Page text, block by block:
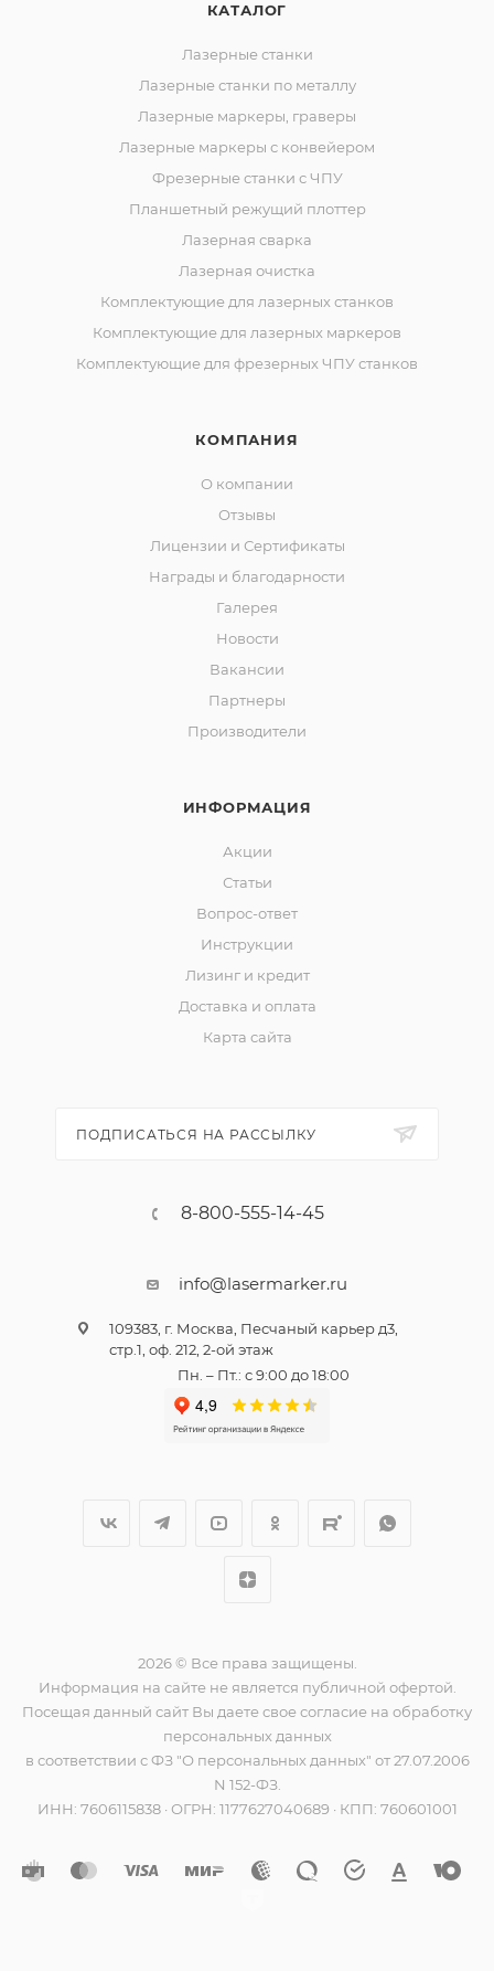
КАТАЛОГ
Лазерные станки
Лазерные станки по металлу
Лазерные маркеры, граверы
Лазерные маркеры с конвейером
Фрезерные станки с ЧПУ
Планшетный режущий плоттер
Лазерная сварка
Лазерная очистка
Комплектующие для лазерных станков
Комплектующие для лазерных маркеров
Комплектующие для фрезерных ЧПУ станков
КОМПАНИЯ
О компании
Отзывы
Лицензии и Сертификаты
Награды и благодарности
Галерея
Новости
Вакансии
Партнеры
Производители
ИНФОРМАЦИЯ
Акции
Статьи
Вопрос-ответ
Инструкции
Лизинг и кредит
Доставка и оплата
Карта сайта
ПОДПИСАТЬСЯ НА РАССЫЛКУ
8-800-555-14-45
info@lasermarker.ru
109383, г. Москва, Песчаный карьер д3,
стр.1, оф. 212, 2-ой этаж
Пн. – Пт.: с 9:00 до 18:00
2026 © Все права защищены.
Информация на сайте не является публичной офертой.
Посещая данный сайт Вы даете свое согласие на обработку
персональных данных
в соответствии с ФЗ "О персональных данных" от 27.07.2006
N 152-ФЗ.
ИНН: 7606115838 · ОГРН: 1177627040689 · КПП: 760601001